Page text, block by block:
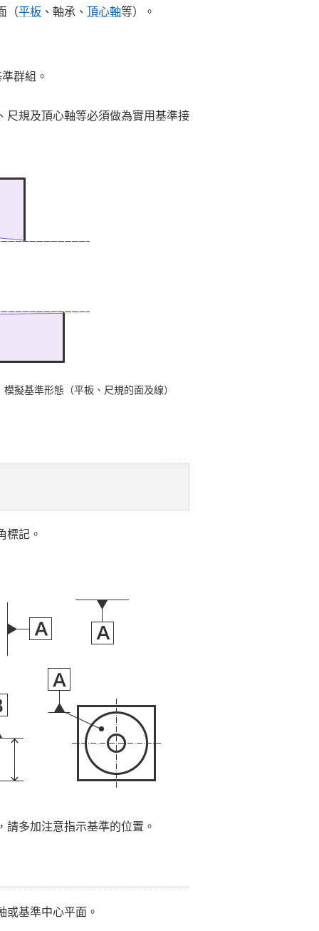
（平板 、軸承、 頂心軸等）。
群組。
尺規及頂心軸等必須做為實用基準接
模擬基準形態（平板、尺規的面及線）
標記。
多加注意指示基準的位置。
基準中心平面。